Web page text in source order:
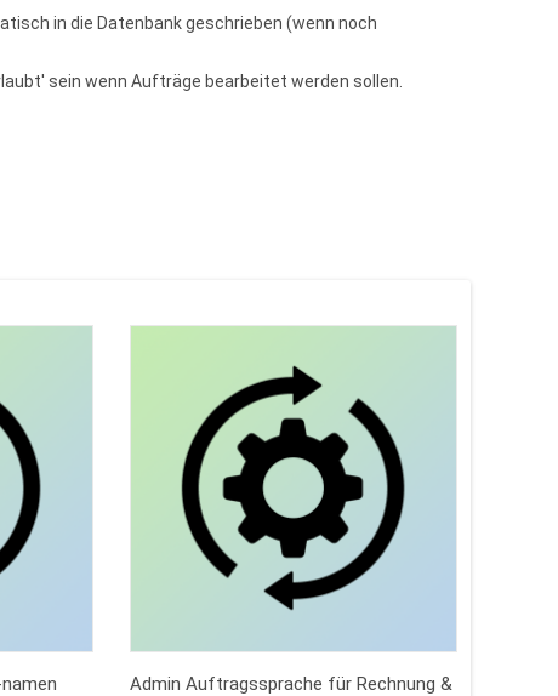
in die Datenbank geschrieben (wenn noch
sein wenn Aufträge bearbeitet werden sollen.
Admin Auftragssprache für Rechnung &